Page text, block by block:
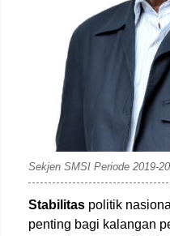
Sekjen SMSI Periode 2019-
Stabilitas politik
penting bagi kalangan